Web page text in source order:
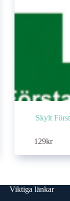
Skylt
129kr
Viktiga länkar